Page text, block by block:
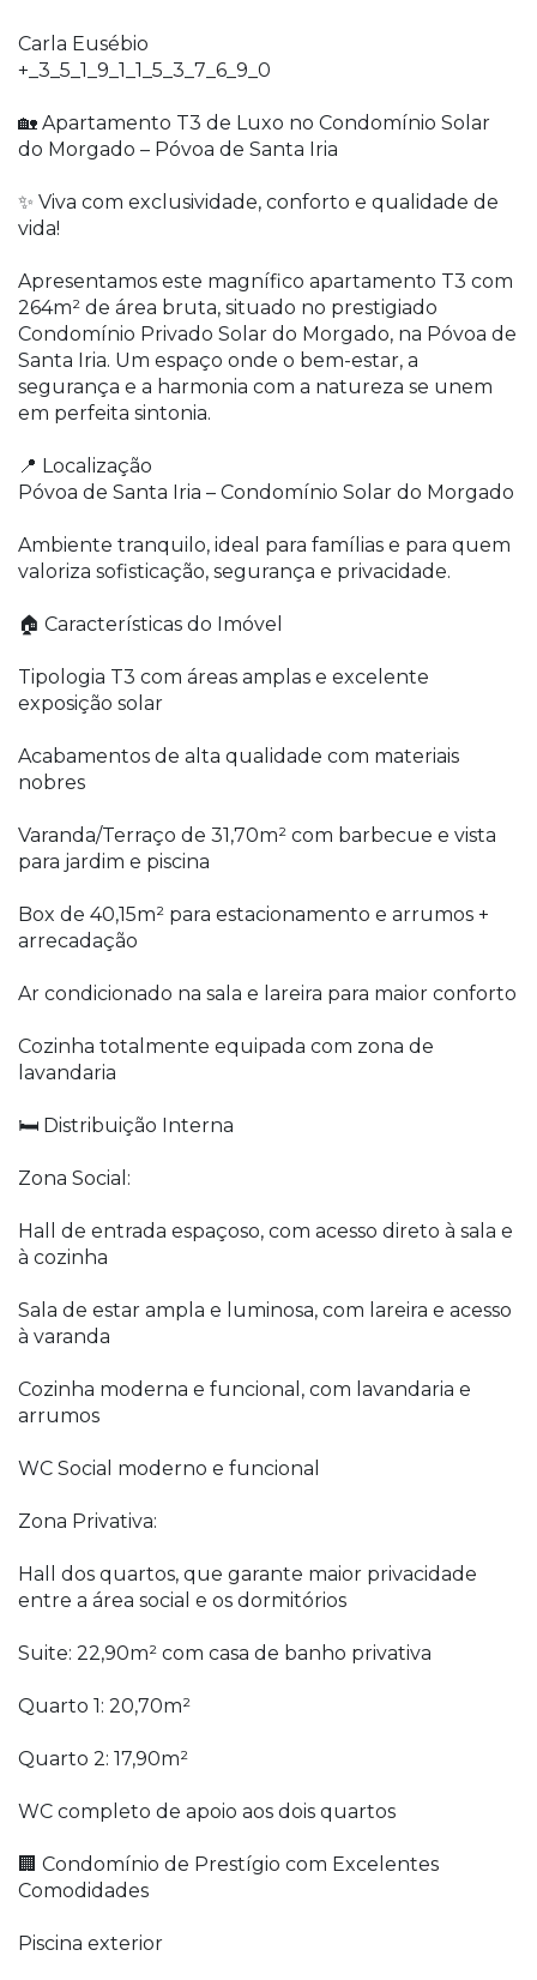
Carla Eusébio
+_3_5_1_9_1_1_5_3_7_6_9_0
🏡 Apartamento T3 de Luxo no Condomínio Solar
do Morgado – Póvoa de Santa Iria
✨ Viva com exclusividade, conforto e qualidade de
vida!
Apresentamos este magnífico apartamento T3 com
264m² de área bruta, situado no prestigiado
Condomínio Privado Solar do Morgado, na Póvoa de
Santa Iria. Um espaço onde o bem-estar, a
segurança e a harmonia com a natureza se unem
em perfeita sintonia.
📍 Localização
Póvoa de Santa Iria – Condomínio Solar do Morgado
Ambiente tranquilo, ideal para famílias e para quem
valoriza sofisticação, segurança e privacidade.
🏠 Características do Imóvel
Tipologia T3 com áreas amplas e excelente
exposição solar
Acabamentos de alta qualidade com materiais
nobres
Varanda/Terraço de 31,70m² com barbecue e vista
para jardim e piscina
Box de 40,15m² para estacionamento e arrumos +
arrecadação
Ar condicionado na sala e lareira para maior conforto
Cozinha totalmente equipada com zona de
lavandaria
🛏️ Distribuição Interna
Zona Social:
Hall de entrada espaçoso, com acesso direto à sala e
à cozinha
Sala de estar ampla e luminosa, com lareira e acesso
à varanda
Cozinha moderna e funcional, com lavandaria e
arrumos
WC Social moderno e funcional
Zona Privativa:
Hall dos quartos, que garante maior privacidade
entre a área social e os dormitórios
Suite: 22,90m² com casa de banho privativa
Quarto 1: 20,70m²
Quarto 2: 17,90m²
WC completo de apoio aos dois quartos
🏢 Condomínio de Prestígio com Excelentes
Comodidades
Piscina exterior